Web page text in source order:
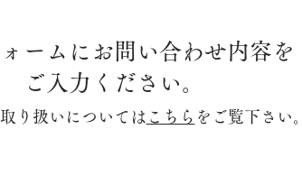
ームにお問い合わせ内容を
ご入力ください。
り扱いについては こちら をご覧下さい。